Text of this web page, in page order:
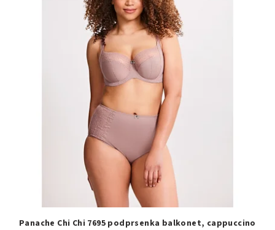
Panache Chi Chi 7695 podprsenka balkonet, cappuccino